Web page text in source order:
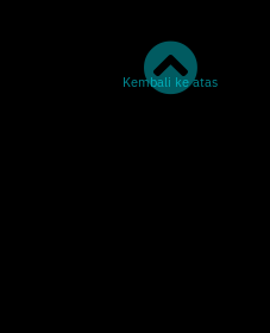
Kembali ke atas